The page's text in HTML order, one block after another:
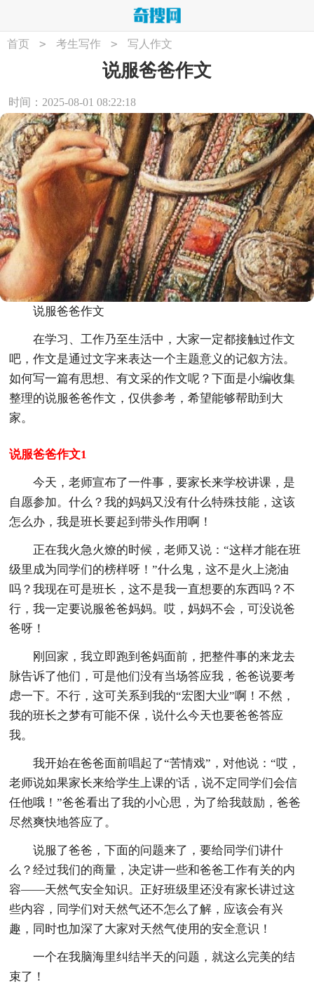
首页 > 考生写作 > 写人作文
说服爸爸作文
时间：2025-08-01 08:22:18
说服爸爸作文
在学习、工作乃至生活中，大家一定都接触过作文
吧，作文是通过文字来表达一个主题意义的记叙方法。
如何写一篇有思想、有文采的作文呢？下面是小编收集
整理的说服爸爸作文，仅供参考，希望能够帮助到大
家。
说服爸爸作文1
今天，老师宣布了一件事，要家长来学校讲课，是
自愿参加。什么？我的妈妈又没有什么特殊技能，这该
怎么办，我是班长要起到带头作用啊！
正在我火急火燎的时候，老师又说：“这样才能在班
级里成为同学们的榜样呀！”什么鬼，这不是火上浇油
吗？我现在可是班长，这不是我一直想要的东西吗？不
行，我一定要说服爸爸妈妈。哎，妈妈不会，可没说爸
爸呀！
刚回家，我立即跑到爸妈面前，把整件事的来龙去
脉告诉了他们，可是他们没有当场答应我，爸爸说要考
虑一下。不行，这可关系到我的“宏图大业”啊！不然，
我的班长之梦有可能不保，说什么今天也要爸爸答应
我。
我开始在爸爸面前唱起了“苦情戏”，对他说：“哎，
老师说如果家长来给学生上课的'话，说不定同学们会信
任他哦！”爸爸看出了我的小心思，为了给我鼓励，爸爸
尽然爽快地答应了。
说服了爸爸，下面的问题来了，要给同学们讲什
么？经过我们的商量，决定讲一些和爸爸工作有关的内
容——天然气安全知识。正好班级里还没有家长讲过这
些内容，同学们对天然气还不怎么了解，应该会有兴
趣，同时也加深了大家对天然气使用的安全意识！
一个在我脑海里纠结半天的问题，就这么完美的结
束了！